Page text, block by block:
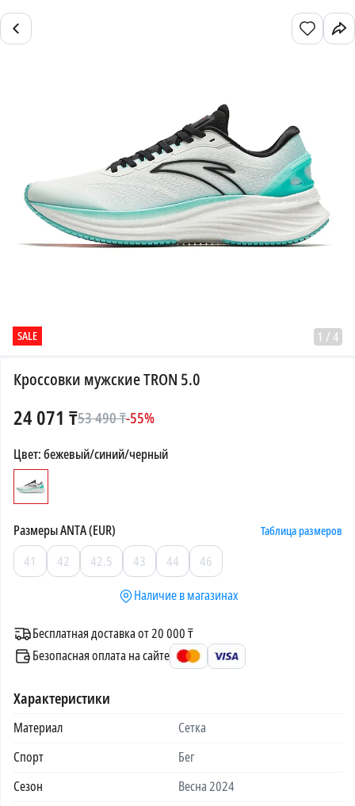
SALE 1 / 4
Кроссовки мужские TRON 5.0
24 071 ₸53 490₸-55%
Цвет:бежевый/синий/черный
РазмерыANTA (EUR) Таблица размеров
41 42 42.5 43 44
46
Наличие в магазинах
Бесплатная доставка от 20 000 ₸
Безопасная оплата на сайте
Характеристики
Материал
Сетка
Спорт
Бег
Сезон
Весна 2024